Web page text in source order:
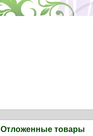
Отложенные товары